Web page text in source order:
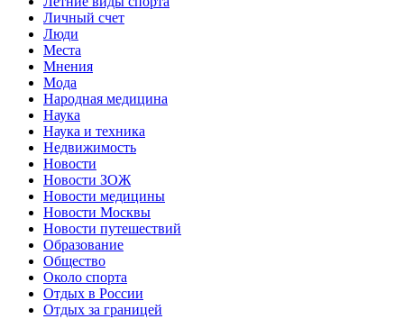
Личный счет
Люди
Места
Мнения
Мода
Народная медицина
Наука
Наука и техника
Недвижимость
Новости
Новости ЗОЖ
Новости медицины
Новости Москвы
Новости путешествий
Образование
Общество
Около спорта
Отдых в России
Отдых за границей